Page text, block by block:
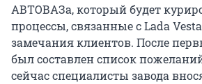
АВТОВАЗа, который будет
процессы, связанные с Lada
замечания клиентов. После
был составлен список
сейчас специалисты завода